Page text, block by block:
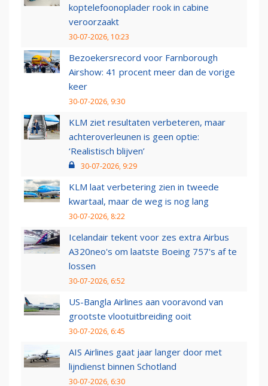
koptelefoonoplader rook in cabine
veroorzaakt
30-07-2026, 10:23
Bezoekersrecord voor Farnborough
Airshow: 41 procent meer dan de vorige
keer
30-07-2026, 9:30
KLM ziet resultaten verbeteren, maar
achteroverleunen is geen optie:
‘Realistisch blijven’
30-07-2026, 9:29
KLM laat verbetering zien in tweede
kwartaal, maar de weg is nog lang
30-07-2026, 8:22
Icelandair tekent voor zes extra Airbus
A320neo's om laatste Boeing 757's af te
lossen
30-07-2026, 6:52
US-Bangla Airlines aan vooravond van
grootste vlootuitbreiding ooit
30-07-2026, 6:45
AIS Airlines gaat jaar langer door met
lijndienst binnen Schotland
30-07-2026, 6:30